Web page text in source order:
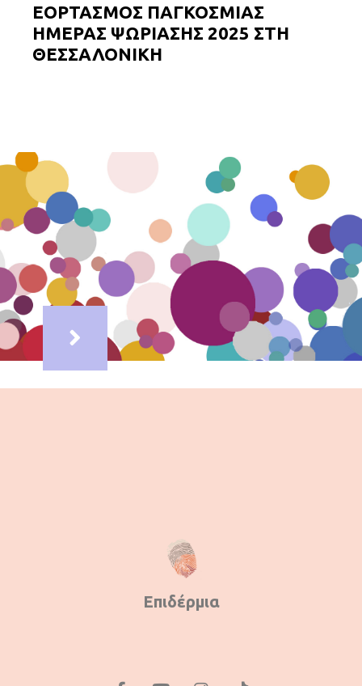
ΕΟΡΤΑΣΜΟΣ ΠΑΓΚΟΣΜΙΑΣ
ΗΜΕΡΑΣ ΨΩΡΙΑΣΗΣ 2025 ΣΤΗ
ΘΕΣΣΑΛΟΝΙΚΗ
ΕΠΙΔΕΡΜΙΑ
Επιδέρμια